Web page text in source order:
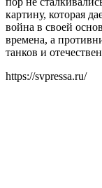
картину, которая
война в своей
времена, а
танков и
https://svpressa.ru/